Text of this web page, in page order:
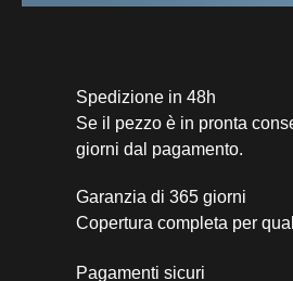
Spedizione in 48h
Se il pezzo è in pronta
giorni dal pagamento.
Garanzia di 365 giorni
Copertura completa per
Pagamenti sicuri​